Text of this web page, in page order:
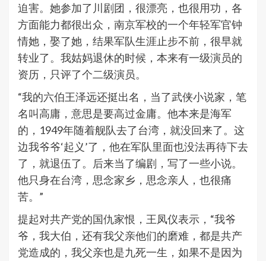
迫害。她参加了川剧团，很漂亮，也很用功，各
方面能力都很出众，南京军校的一个年轻军官钟
情她，娶了她，结果军队生涯止步不前，很早就
转业了。我姑妈退休的时候，本来有一级演员的
资历，只评了个二级演员。
“我的六伯王泽远还挺出名，当了武侠小说家，笔
名叫高庸，意思是要高过金庸。他本来是海军
的，1949年随着舰队去了台湾，就没回来了。 这
边我爷爷‘起义’了，他在军队里面也没法再待下去
了，就退伍了。后来当了编剧，写了一些小说。
他只身在台湾，思念家乡，思念亲人，也很痛
苦。”
提起对共产党的国仇家恨，王凤仪表示，“我爷
爷，我大伯，还有我父亲他们的磨难，都是共产
党造成的，我父亲也是九死一生，如果不是因为